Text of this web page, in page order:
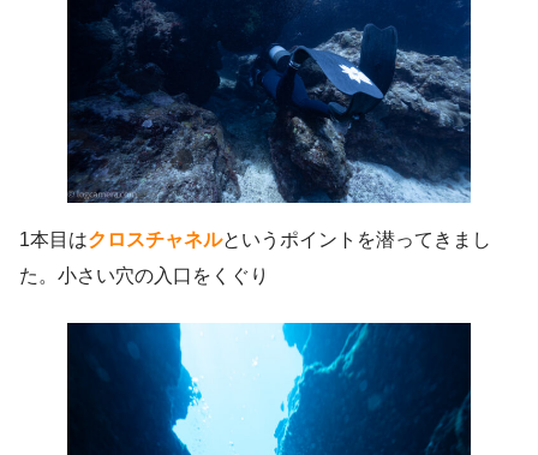
1本目はクロスチャネルというポイントを潜ってきまし
た。小さい穴の入口をくぐり